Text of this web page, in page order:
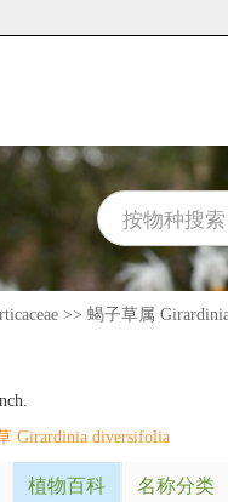
>> 蝎子草属
Girardinia diversifolia
植物百科 名称分类